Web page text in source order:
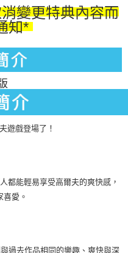
變更特典內容而
知*
遊戲登場了！
都能輕易享受高爾夫的爽快感，
喜愛。
過去作品相同的樂趣、爽快與深